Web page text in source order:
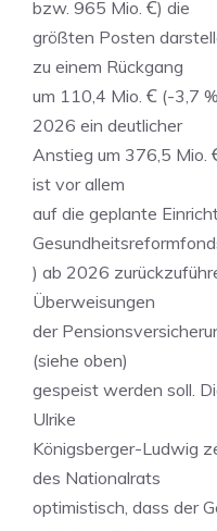
bzw. 965 Mio. Ꞓ) die
größten Posten
zu einem Rückgang
um 110,4 Mio. Ꞓ (-3,7
2026 ein deutlicher
Anstieg um 376,5 Mio.
ist vor allem
auf die geplante
) ab 2026
Überweisungen
der
(siehe oben)
gespeist werden soll.
Ulrike
Königsberger-Ludwig
des Nationalrats
optimistisch, dass der